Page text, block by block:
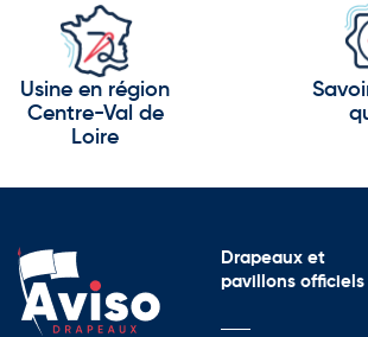
Usine en région
Centre-Val de
Loire
Drapeaux et
pavillons officiels